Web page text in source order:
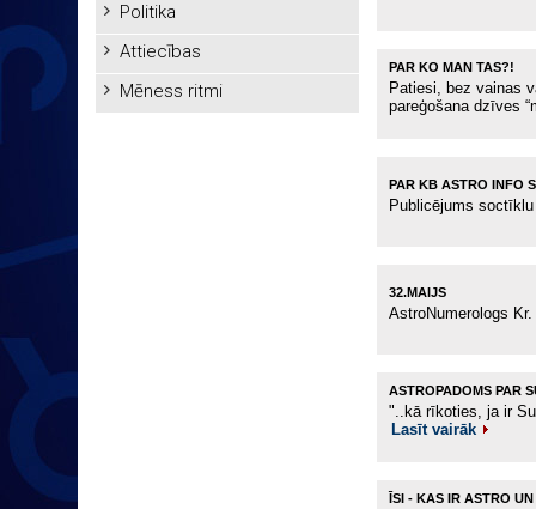
Politika
Attiecības
Mēness ritmi
PAR KO MAN TAS?!
Patiesi, bez vainas
pareģošana dzīves
PAR KB ASTRO INFO
Publicējums
32.MAIJS
AstroNumerologs
ASTROPADOMS PAR
"..kā rīkoties, ja ir
Lasīt vairāk
ĪSI - KAS IR ASTRO